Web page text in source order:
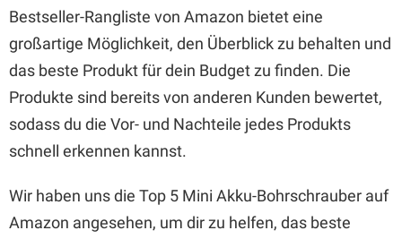
Bestseller-Rangliste von Amazon bietet eine
großartige Möglichkeit, den Überblick zu behalten und
das beste Produkt für dein Budget zu finden. Die
Produkte sind bereits von anderen Kunden bewertet,
sodass du die Vor- und Nachteile jedes Produkts
schnell erkennen kannst.
Wir haben uns die Top 5 Mini Akku-Bohrschrauber auf
Amazon angesehen, um dir zu helfen, das beste